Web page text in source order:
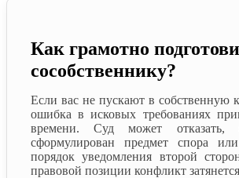
Как грамотно
сособственнику?
Если вас не пускают в собственную
ошибка в исковых требованиях
времени. Суд может отказать,
сформулирован предмет спора
порядок уведомления второй
правовой позиции конфликт